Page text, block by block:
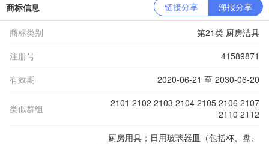
商标信息 链接分享 海报分享
商标类别
第21类 厨房洁具
注册号
41589871
有效期
2020-06-21 至 2030-06-20
类似群组
2101 2102 2103 2104 2105 2106 2107
2110 2112
厨房用具；日用玻璃器皿（包括杯、盘、